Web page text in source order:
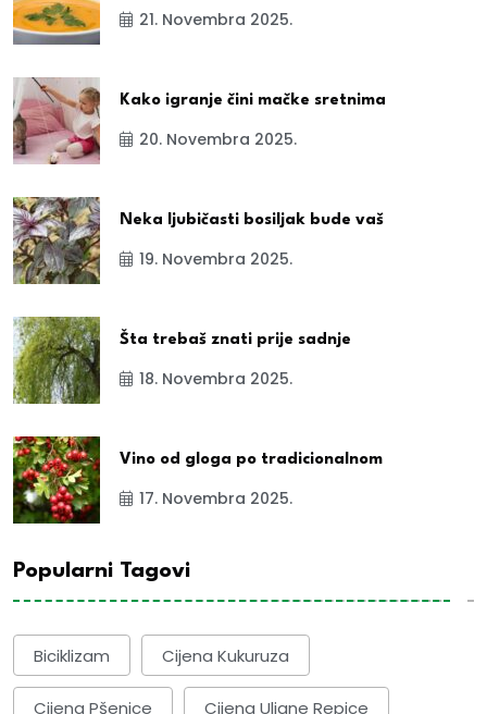
21. Novembra 2025.
Kako igranje čini mačke sretnima
20. Novembra 2025.
Neka ljubičasti bosiljak bude vaš
19. Novembra 2025.
Šta trebaš znati prije sadnje
18. Novembra 2025.
Vino od gloga po tradicionalnom
17. Novembra 2025.
Popularni Tagovi
Biciklizam Cijena Kukuruza
Cijena Pšenice Cijena Uljane Repice